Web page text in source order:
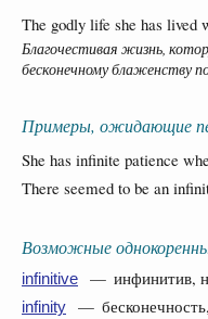
The godly life she has lived
Благочестивая жизнь,
бесконечному блаженству
Примеры, ожидающие
She has infinite patience
There seemed to be an
Возможные
infinitive — инфинитив,
infinity —